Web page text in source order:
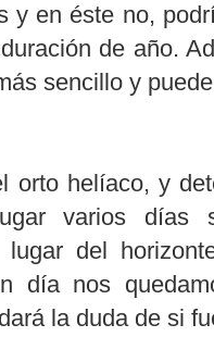
y en éste no,
de año.
sencillo y
orto helíaco, y
varios días
lugar del
día nos
la duda de si